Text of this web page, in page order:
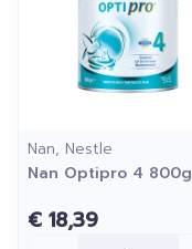
Nan, Nestle
Nan Optipro 4 800g
€ 18,39